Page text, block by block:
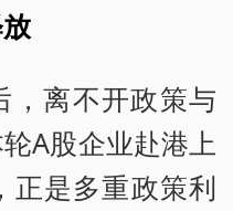
，离不开政策与
A股企业赴港上
正是多重政策利